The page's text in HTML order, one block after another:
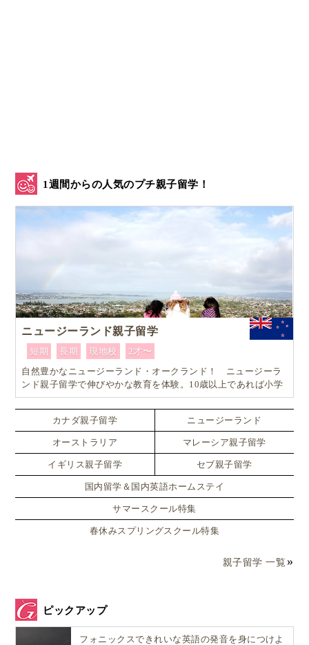
1週間からの人気のプチ親子留学！
ニュージーランド親子留学
短期 長期 現地校
2才〜
自然豊かなニュージーランド・オークランド！ ニュージーラ
ンド親子留学で伸びやかな教育を体験。10歳以上であれば小学
生でも単身留学可能なスペシャルプラン！！
カナダ親子留学 ニュージーランド
オーストラリア マレーシア親子留学
イギリス親子留学 セブ親子留学
国内留学＆国内英語ホームステイ
サマースクール特集
春休みスプリングスクール特集
親子留学 一覧
ピックアップ
フォニックスできれいな英語の発音を身につけよ